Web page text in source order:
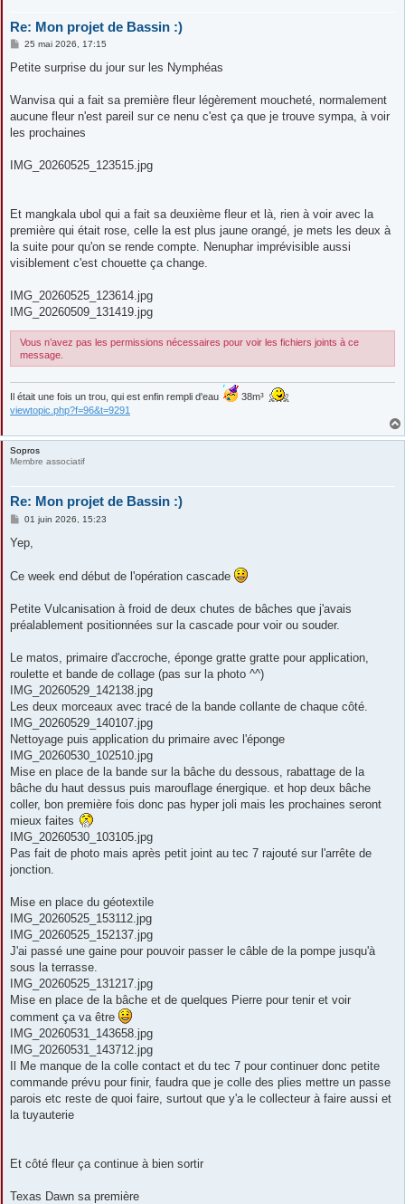
Re: Mon projet de Bassin :)
M
s
g
25 mai 2026, 17:15
Petite surprise du jour sur les Nymphéas
Wanvisa qui a fait sa première fleur légèrement moucheté, normalement
aucune fleur n'est pareil sur ce nenu c'est ça que je trouve sympa, à voir
les prochaines
IMG_20260525_123515.jpg
Et mangkala ubol qui a fait sa deuxième fleur et là, rien à voir avec la
première qui était rose, celle la est plus jaune orangé, je mets les deux à
la suite pour qu'on se rende compte. Nenuphar imprévisible aussi
visiblement c'est chouette ça change.
IMG_20260525_123614.jpg
IMG_20260509_131419.jpg
Vous n’avez pas les permissions nécessaires pour voir les fichiers joints à ce
message.
Il était une fois un trou, qui est enfin rempli d'eau
38m³
viewtopic.php?f=96&t=9291
Sopros
Membre associatif
Re: Mon projet de Bassin :)
M
s
s
g
e
01 juin 2026, 15:23
Yep,
Ce week end début de l'opération cascade
Petite Vulcanisation à froid de deux chutes de bâches que j'avais
préalablement positionnées sur la cascade pour voir ou souder.
Le matos, primaire d'accroche, éponge gratte gratte pour application,
roulette et bande de collage (pas sur la photo ^^)
IMG_20260529_142138.jpg
Les deux morceaux avec tracé de la bande collante de chaque côté.
IMG_20260529_140107.jpg
Nettoyage puis application du primaire avec l'éponge
IMG_20260530_102510.jpg
Mise en place de la bande sur la bâche du dessous, rabattage de la
bâche du haut dessus puis marouflage énergique. et hop deux bâche
coller, bon première fois donc pas hyper joli mais les prochaines seront
mieux faites
IMG_20260530_103105.jpg
Pas fait de photo mais après petit joint au tec 7 rajouté sur l'arrête de
jonction.
Mise en place du géotextile
IMG_20260525_153112.jpg
IMG_20260525_152137.jpg
J'ai passé une gaine pour pouvoir passer le câble de la pompe jusqu'à
sous la terrasse.
IMG_20260525_131217.jpg
Mise en place de la bâche et de quelques Pierre pour tenir et voir
comment ça va être
IMG_20260531_143658.jpg
IMG_20260531_143712.jpg
Il Me manque de la colle contact et du tec 7 pour continuer donc petite
commande prévu pour finir, faudra que je colle des plies mettre un passe
parois etc reste de quoi faire, surtout que y'a le collecteur à faire aussi et
la tuyauterie
Et côté fleur ça continue à bien sortir
Texas Dawn sa première